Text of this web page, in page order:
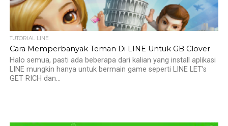
TUTORIAL LINE
Cara Memperbanyak Teman Di LINE Untuk GB Clover
Halo semua, pasti ada beberapa dari kalian yang install aplikasi
LINE mungkin hanya untuk bermain game seperti LINE LET’s
GET RICH dan...